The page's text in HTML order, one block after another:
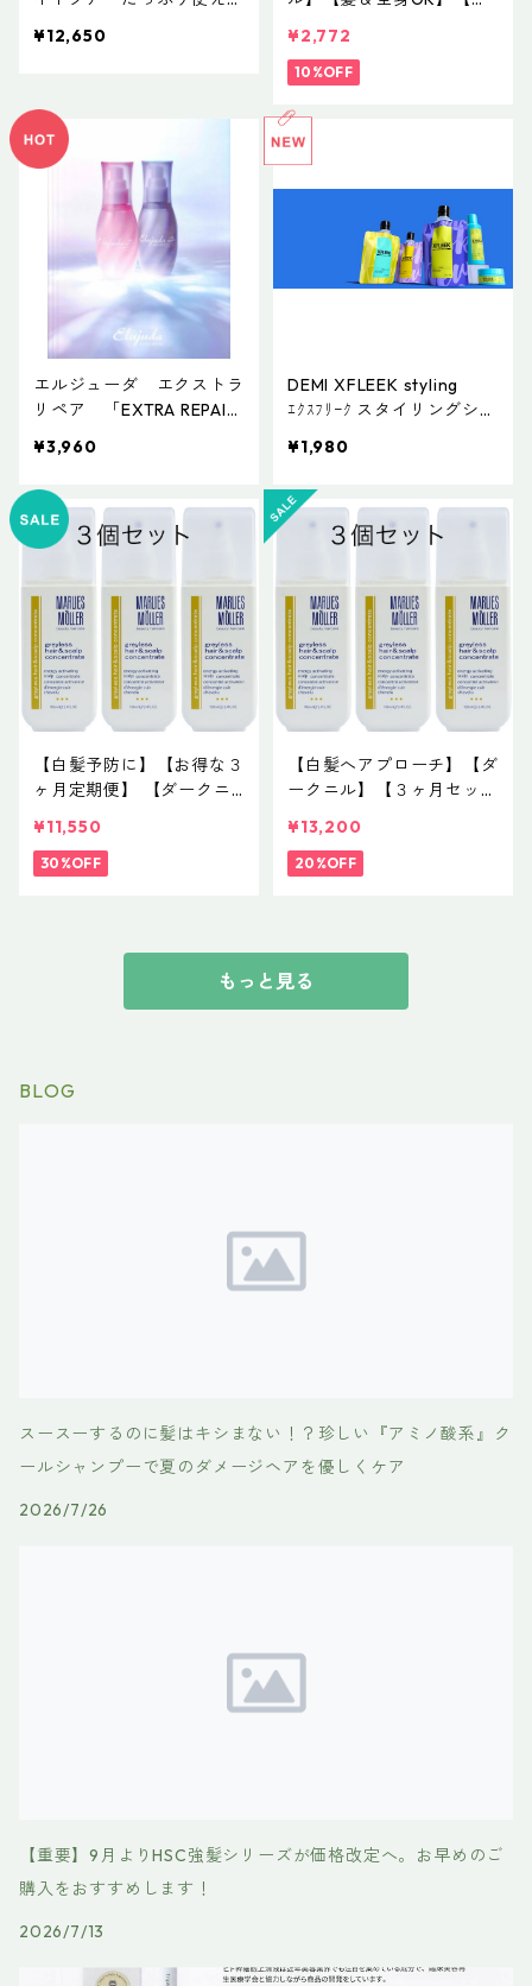
量サイズ：12,650円（税
3,300円をプレゼント）
¥12,650
最強】ティオーネ ナチュ
ラルオイル 80mL
¥2,772
10%OFF
エルジューダ エクストラ
リペア 「EXTRA REPAIR
IR MILKY SERUM」
¥3,960
DEMI XFLEEK styling
ｴｸｽﾌﾘｰｸ スタイリングシリ
¥1,980
【白髪予防に】【お得な３
ヶ月定期便】 【ダークニ
＆スキャルプ コンセント
レイト(頭皮養毛料) NET 1
¥11,550
30%OFF
【白髪へアプローチ】【ダ
ークニル】【３ヶ月セッ
キャルプ コンセントレイ
ト(頭皮養毛料) NET 100m
¥13,200
20%OFF
もっと見る
BLOG
スースーするのに髪はキシまない！？珍しい『アミノ酸系』ク
ールシャンプーで夏のダメージヘアを優しくケア
2026/7/26
【重要】9月よりHSC強髪シリーズが価格改定へ。お早めのご
購入をおすすめします！
2026/7/13